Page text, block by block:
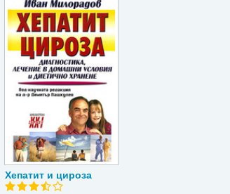
Хепатит и цироза